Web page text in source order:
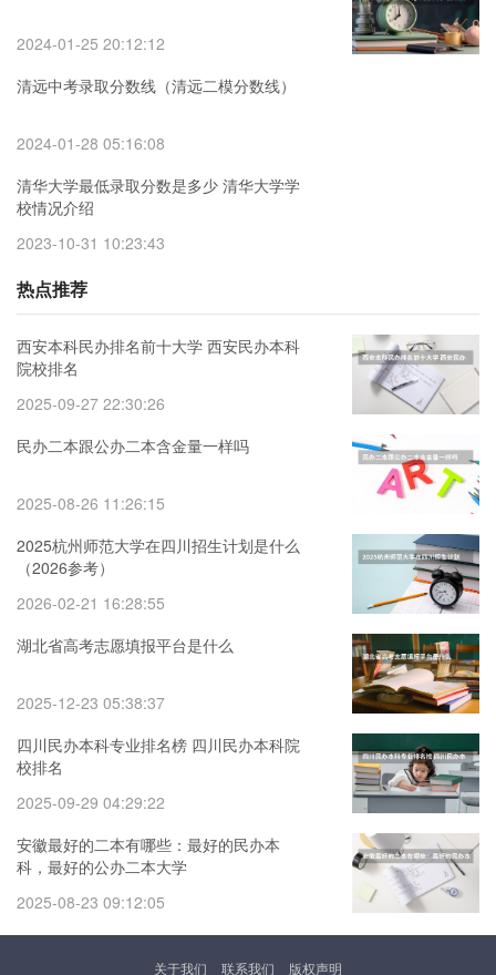
2024-01-25 20:12:12
清远中考录取分数线（清远二模分数线）
2024-01-28 05:16:08
清华大学最低录取分数是多少 清华大学学
校情况介绍
2023-10-31 10:23:43
热点推荐
西安本科民办排名前十大学 西安民办本科
院校排名
2025-09-27 22:30:26
民办二本跟公办二本含金量一样吗
2025-08-26 11:26:15
2025杭州师范大学在四川招生计划是什么
（2026参考）
2026-02-21 16:28:55
湖北省高考志愿填报平台是什么
2025-12-23 05:38:37
四川民办本科专业排名榜 四川民办本科院
校排名
2025-09-29 04:29:22
安徽最好的二本有哪些：最好的民办本
科，最好的公办二本大学
2025-08-23 09:12:05
关于我们 联系我们 版权声明